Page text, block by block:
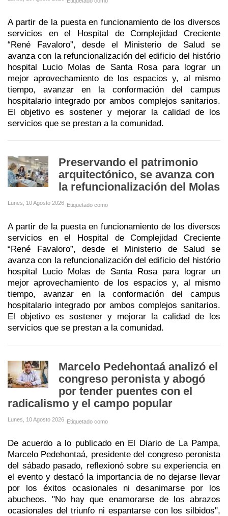
A partir de la puesta en funcionamiento de los diversos
servicios en el Hospital de Complejidad Creciente
“René Favaloro”, desde el Ministerio de Salud se
avanza con la refuncionalización del edificio del histório
hospital Lucio Molas de Santa Rosa para lograr un
mejor aprovechamiento de los espacios y, al mismo
tiempo, avanzar en la conformación del campus
hospitalario integrado por ambos complejos sanitarios.
El objetivo es sostener y mejorar la calidad de los
servicios que se prestan a la comunidad.
Preservando el patrimonio
arquitectónico, se avanza con
la refuncionalización del Molas
Lunes, 10 Agosto 2026 Etiquetado como
A partir de la puesta en funcionamiento de los diversos
servicios en el Hospital de Complejidad Creciente
“René Favaloro”, desde el Ministerio de Salud se
avanza con la refuncionalización del edificio del histório
hospital Lucio Molas de Santa Rosa para lograr un
mejor aprovechamiento de los espacios y, al mismo
tiempo, avanzar en la conformación del campus
hospitalario integrado por ambos complejos sanitarios.
El objetivo es sostener y mejorar la calidad de los
servicios que se prestan a la comunidad.
Marcelo Pedehontaá analizó el
congreso peronista y abogó
por tender puentes con el
radicalismo y el campo popular
Lunes, 10 Agosto 2026 Etiquetado como
De acuerdo a lo publicado en El Diario de La Pampa,
Marcelo Pedehontaá, presidente del congreso peronista
del sábado pasado, reflexionó sobre su experiencia en
el evento y destacó la importancia de no dejarse llevar
por los éxitos ocasionales ni desanimarse por los
abucheos. "No hay que enamorarse de los abrazos
ocasionales del triunfo ni espantarse con los silbidos",